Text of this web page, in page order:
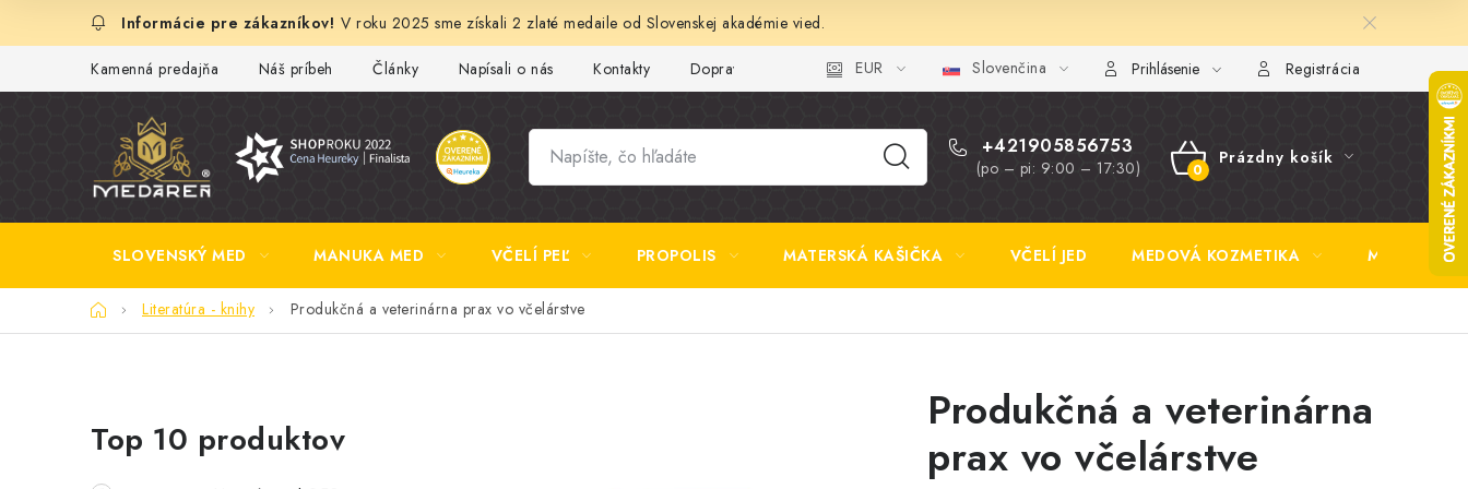
V roku 2025 sme získali 2 zlaté medaile od Slovenskej akadémie vied.
Kamenná predajňa Náš príbeh Články Napísali o nás Kontakty Doprava a platba Najčastejšie otázky FAQ Fotogaléria Obchodné podmienky Ochrana
EUR Slovenčina Prihlásenie Registrácia
+421905856753
(po – pi: 9:00 – 17:30)
NÁKUPNÝ
KOŠÍK
Prázdny košík
SLOVENSKÝ MED MANUKA MED VČELÍ PEĽ PROPOLIS MATERSKÁ KAŠIČKA VČELÍ JED MEDOVÁ KOZMETIKA MEDOVINA
DomovLiteratúra - knihy Produkčná a veterinárna prax vo včelárstve
o
Top 10 produktov
Produkčná a veterinárna
prax vo včelárstve